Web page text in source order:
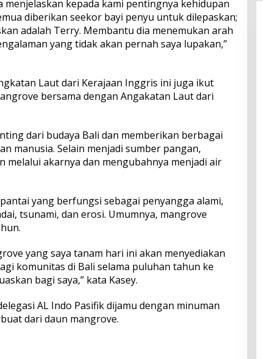
menjelaskan kepada kami pentingnya kehidupan
diberikan seekor bayi penyu untuk dilepaskan;
adalah Terry. Membantu dia menemukan arah
yang tidak akan pernah saya lupakan,”
Laut dari Kerajaan Inggris ini juga ikut
bersama dengan Angakatan Laut dari
dari budaya Bali dan memberikan berbagai
manusia. Selain menjadi sumber pangan,
melalui akarnya dan mengubahnya menjadi air
yang berfungsi sebagai penyangga alami,
tsunami, dan erosi. Umumnya, mangrove
yang saya tanam hari ini akan menyediakan
komunitas di Bali selama puluhan tahun ke
bagi saya,” kata Kasey.
AL Indo Pasifik dijamu dengan minuman
dari daun mangrove.